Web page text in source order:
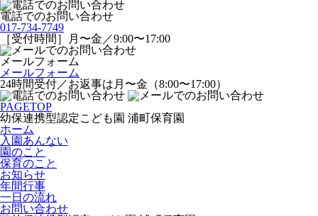
電話でのお問い合わせ
017-734-7749
［受付時間］月〜金／9:00〜17:00
メールフォーム
メールフォーム
24時間受付／お返事は月〜金（8:00〜17:00）
PAGETOP
幼保連携型認定こども園 浦町保育園
ホーム
入園あんない
園のこと
保育のこと
お知らせ
年間行事
一日の流れ
お問い合わせ